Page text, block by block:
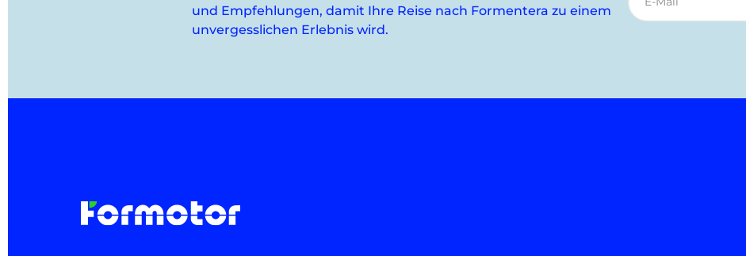
und Empfehlungen, damit Ihre Reise nach Formentera zu einem
unvergesslichen Erlebnis wird.